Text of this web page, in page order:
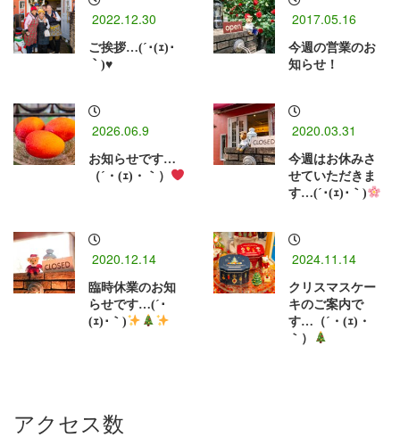
2022.12.30
ご挨拶…(´･(ｪ)･
｀)♥️
2017.05.16
今週の営業のお
知らせ！
2026.06.9
お知らせです…
（´・(ｪ)・｀）
2020.03.31
今週はお休みさ
せていただきま
す…(´･(ｪ)･｀)
2020.12.14
臨時休業のお知
らせです…(´･
(ｪ)･｀)
2024.11.14
クリスマスケー
キのご案内で
す…（´・(ｪ)・
｀）
アクセス数